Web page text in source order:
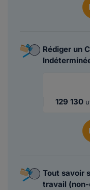
Rédiger un
129 130
Tout savoir
travail